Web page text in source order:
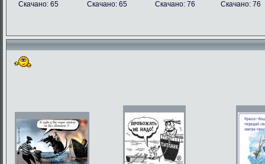
Скачано: 65
Скачано: 65
Скачано: 76
Скачано: 76